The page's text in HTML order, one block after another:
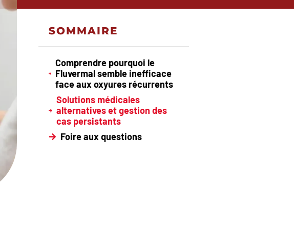
SOMMAIRE
Comprendre pourquoi le
Fluvermal semble inefficace
face aux oxyures récurrents
Solutions médicales
alternatives et gestion des
cas persistants
Foire aux questions